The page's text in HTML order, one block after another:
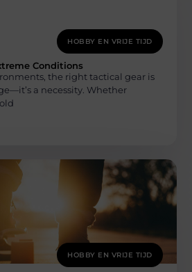
HOBBY EN VRIJE TIJD
Conditions
the right tactical gear is
a necessity. Whether
HOBBY EN VRIJE TIJD